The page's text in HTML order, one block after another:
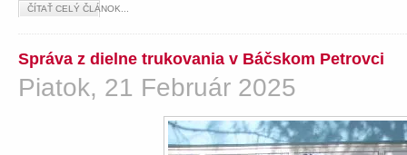
ČÍTAŤ CELÝ ČLÁNOK...
Správa z dielne trukovania v Báčskom Petrovci
Piatok, 21 Február 2025